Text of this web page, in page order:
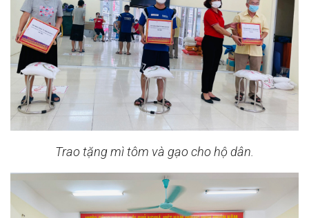
Trao tặng mì tôm và gạo cho hộ dân.